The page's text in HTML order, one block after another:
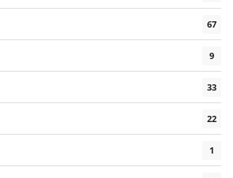
67
9
33
22
1